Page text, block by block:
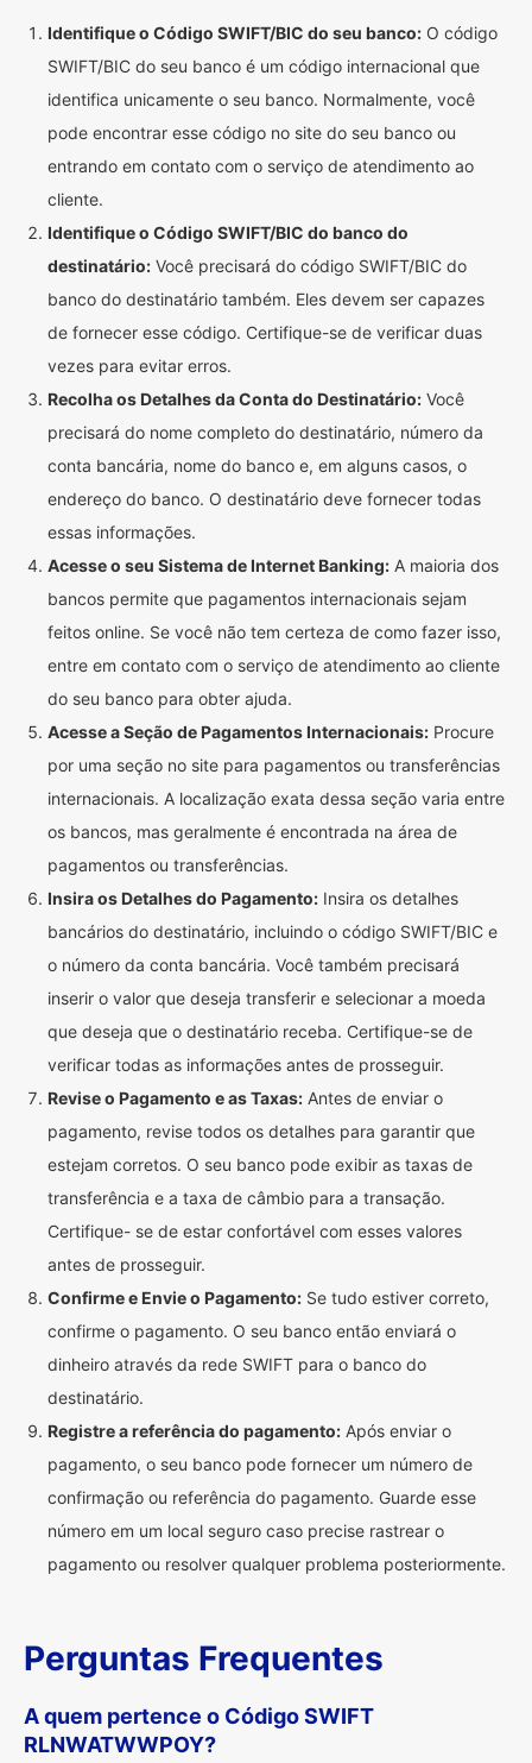
Identifique o Código SWIFT/BIC do seu banco: O código
SWIFT/BIC do seu banco é um código internacional que
identifica unicamente o seu banco. Normalmente, você
pode encontrar esse código no site do seu banco ou
entrando em contato com o serviço de atendimento ao
cliente.
Identifique o Código SWIFT/BIC do banco do
destinatário: Você precisará do código SWIFT/BIC do
banco do destinatário também. Eles devem ser capazes
de fornecer esse código. Certifique-se de verificar duas
vezes para evitar erros.
Recolha os Detalhes da Conta do Destinatário: Você
precisará do nome completo do destinatário, número da
conta bancária, nome do banco e, em alguns casos, o
endereço do banco. O destinatário deve fornecer todas
essas informações.
Acesse o seu Sistema de Internet Banking: A maioria dos
bancos permite que pagamentos internacionais sejam
feitos online. Se você não tem certeza de como fazer isso,
entre em contato com o serviço de atendimento ao cliente
do seu banco para obter ajuda.
Acesse a Seção de Pagamentos Internacionais: Procure
por uma seção no site para pagamentos ou transferências
internacionais. A localização exata dessa seção varia entre
os bancos, mas geralmente é encontrada na área de
pagamentos ou transferências.
Insira os Detalhes do Pagamento: Insira os detalhes
bancários do destinatário, incluindo o código SWIFT/BIC e
o número da conta bancária. Você também precisará
inserir o valor que deseja transferir e selecionar a moeda
que deseja que o destinatário receba. Certifique-se de
verificar todas as informações antes de prosseguir.
Revise o Pagamento e as Taxas: Antes de enviar o
pagamento, revise todos os detalhes para garantir que
estejam corretos. O seu banco pode exibir as taxas de
transferência e a taxa de câmbio para a transação.
Certifique- se de estar confortável com esses valores
antes de prosseguir.
Confirme e Envie o Pagamento: Se tudo estiver correto,
confirme o pagamento. O seu banco então enviará o
dinheiro através da rede SWIFT para o banco do
destinatário.
Registre a referência do pagamento: Após enviar o
pagamento, o seu banco pode fornecer um número de
confirmação ou referência do pagamento. Guarde esse
número em um local seguro caso precise rastrear o
pagamento ou resolver qualquer problema posteriormente.
Perguntas Frequentes
A quem pertence o Código SWIFT
RLNWATWWPOY?